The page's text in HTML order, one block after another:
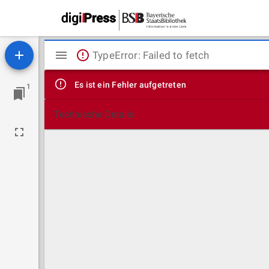
1
Mirador
Viewer
TypeError: Failed to fetch
Es ist ein Fehler aufgetreten
Technische Details